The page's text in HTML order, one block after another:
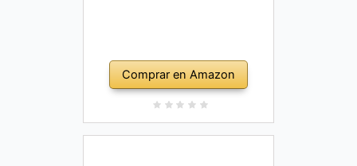
Comprar en Amazon